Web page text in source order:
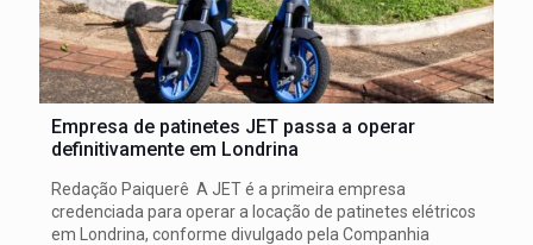
Empresa de patinetes JET passa a operar
definitivamente em Londrina
Redação Paiquerê A JET é a primeira empresa
credenciada para operar a locação de patinetes elétricos
em Londrina, conforme divulgado pela Companhia